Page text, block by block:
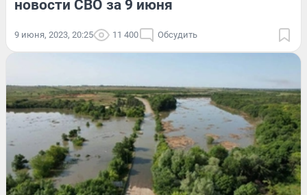
новости СВО за 9 июня
9 июня, 2023, 20:25 11 400 Обсудить